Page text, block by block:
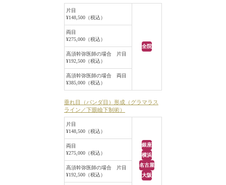
広平行型二重になりました。
また、目頭切開、目尻切開、タレ目
形成の効果で目が一回り大きくなり
ました。
正直、私自身はこの二重をいいとは
思わないし、私がデザインを決める
場合は絶対にこのような二重はお勧
めしません。
しかし、患者様が、このような二重
を作ることを十分納得した上でこの
ような超幅広平行型二重を希望する
場合は、患者様のキャラクター、理
解力、記憶力、攻撃性などを考慮さ
せていただいた上でさせていただく
ことはあります。
片目
¥148,500（税込）
全院
両目
¥275,000（税込）
高須幹弥医師の場合 片目
¥192,500（税込）
高須幹弥医師の場合 両目
¥385,000（税込）
垂れ目（パンダ目）形成（グラマラス
ライン／下眼瞼下制術）
片目
¥148,500（税込）
銀座
横浜
名古屋
大阪
両目
¥275,000（税込）
高須幹弥医師の場合 片目
¥192,500（税込）